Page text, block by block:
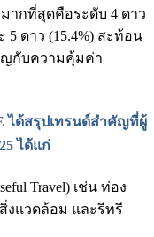
ากที่สุดคือระดับ 4 ดาว
5 ดาว (15.4%) สะท้อน
กับความคุ้มค่า
ได้สรุปเทรนด์สำคัญที่ผู้
ได้แก่
Travel) เช่น ท่อง
งแวดล้อม และรีทรี